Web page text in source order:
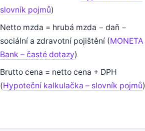
slovník pojmů)
Netto mzda = hrubá mzda − daň −
sociální a zdravotní pojištění (MONETA
Bank – časté dotazy)
Brutto cena = netto cena + DPH
(Hypoteční kalkulačka – slovník pojmů)